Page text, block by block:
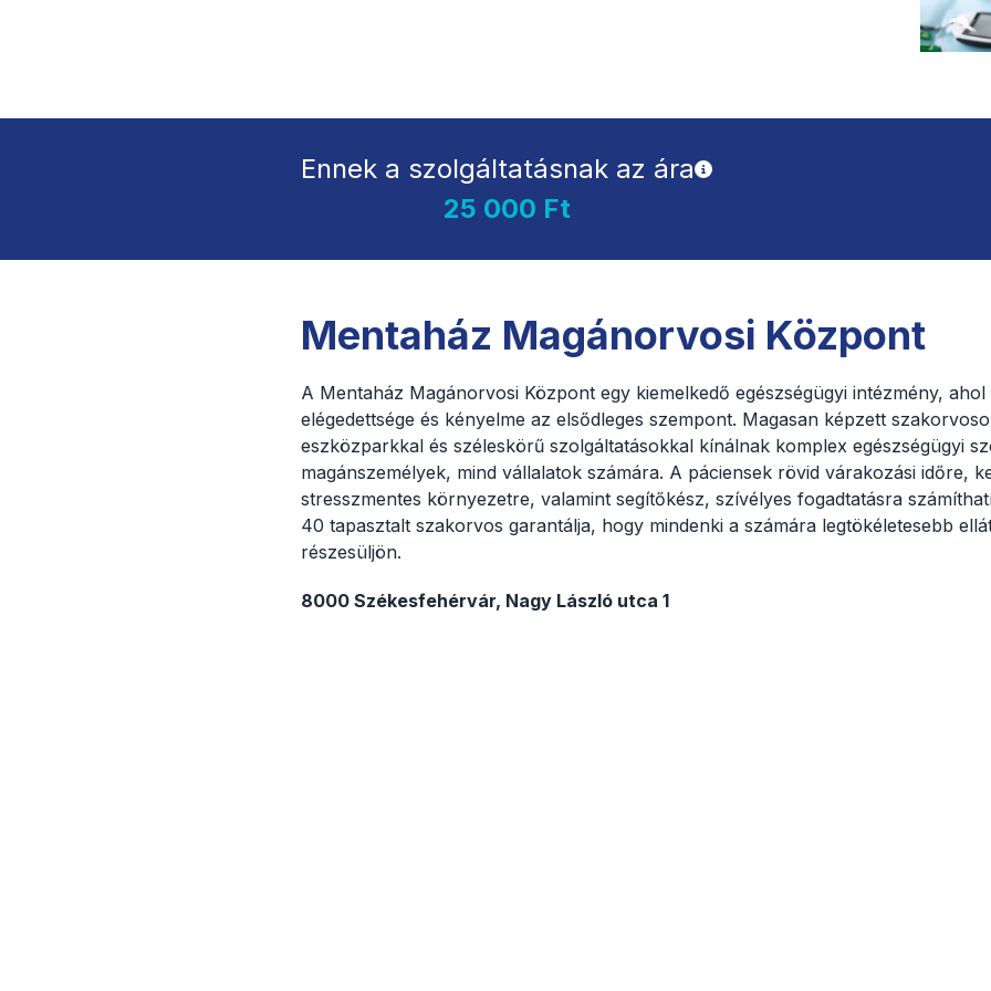
Ennek a szolgáltatásnak az ára
25 000 Ft
Mentaház Magánorvosi Központ
A Mentaház Magánorvosi Központ egy kiemelkedő egészségügyi intézmény, ahol
elégedettsége és kényelme az elsődleges szempont. Magasan képzett
eszközparkkal és széleskörű szolgáltatásokkal kínálnak komplex egészségügyi
magánszemélyek, mind vállalatok számára. A páciensek rövid várakozási időre,
stresszmentes környezetre, valamint segítőkész, szívélyes fogadtatásra
40 tapasztalt szakorvos garantálja, hogy mindenki a számára legtökéletesebb
részesüljön.
8000 Székesfehérvár, Nagy László utca 1